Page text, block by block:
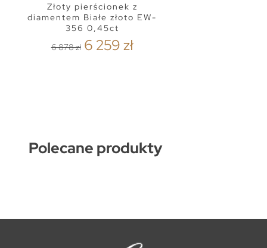
Złoty pierścionek z
diamentem Białe złoto EW-
356 0,45ct
6 878 zł 6 259 zł
Polecane produkty